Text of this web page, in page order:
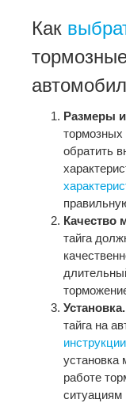
Как
Размеры и
тормозных
обратить
Качество
тайга
Установка.
тайга на
инструкции
установка
работе
ситуациям